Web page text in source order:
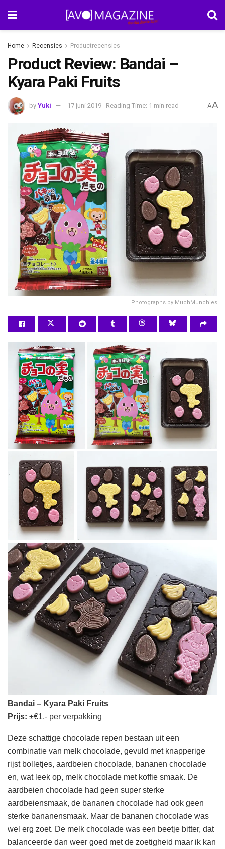
Home Recensies Productrecensies
Product Review: Bandai –
Kyara Paki Fruits
by Yuki 17 juni 2019 Reading Time: 1 min read AA
Photographs by MuchMunchies
Bandai – Kyara Paki Fruits
Prijs: ±€1,- per verpakking
Deze schattige chocolade repen bestaan uit een
combinatie van melk chocolade, gevuld met knapperige
rijst bolletjes, aardbeien chocolade, bananen chocolade
en, wat leek op, melk chocolade met koffie smaak. De
aardbeien chocolade had geen super sterke
aardbeiensmaak, de bananen chocolade had ook geen
sterke bananensmaak. Maar de bananen chocolade was
wel erg zoet. De melk chocolade was een beetje bitter, dat
balanceerde dan weer goed met de zoetigheid maar ik kan